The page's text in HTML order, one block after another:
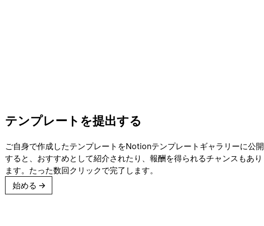
テンプレートを提出する
ご自身で作成したテンプレートをNotionテンプレートギャラリーに公開
すると、おすすめとして紹介されたり、報酬を得られるチャンスもあり
ます。たった数回クリックで完了します。
始める →